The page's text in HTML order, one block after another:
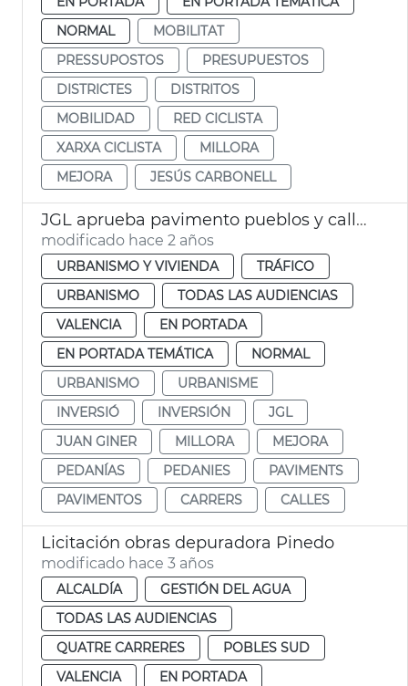
NORMAL
MOBILITAT
PRESSUPOSTOS
PRESUPUESTOS
DISTRICTES
DISTRITOS
MOBILIDAD
RED CICLISTA
XARXA CICLISTA
MILLORA
MEJORA
JESÚS CARBONELL
JGL aprueba pavimento pueblos y calles València
modificado hace 2 años
URBANISMO Y VIVIENDA
TRÁFICO
URBANISMO
TODAS LAS AUDIENCIAS
VALENCIA
EN PORTADA
EN PORTADA TEMÁTICA
NORMAL
URBANISMO
URBANISME
INVERSIÓ
INVERSIÓN
JGL
JUAN GINER
MILLORA
MEJORA
PEDANÍAS
PEDANIES
PAVIMENTS
PAVIMENTOS
CARRERS CALLES
Licitación obras depuradora Pinedo
modificado hace 3 años
ALCALDÍA
GESTIÓN DEL AGUA
TODAS LAS AUDIENCIAS
QUATRE CARRERES
POBLES SUD
VALENCIA
EN PORTADA